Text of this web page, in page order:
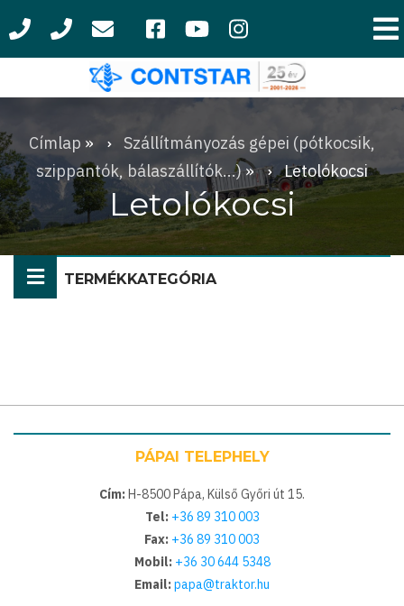
Morzsa
Címlap
Szállítmányozás gépei (pótkocsik,
szippantók, bálaszállítók...)
Letolókocsi
Letolókocsi
TERMÉKKATEGÓRIA
PÁPAI TELEPHELY
Cím:H-8500 Pápa, Külső Győri út 15.
Tel: +36 89 310 003
Fax: +36 89 310 003
Mobil: +36 30 644 5348
Email:papa@traktor.hu